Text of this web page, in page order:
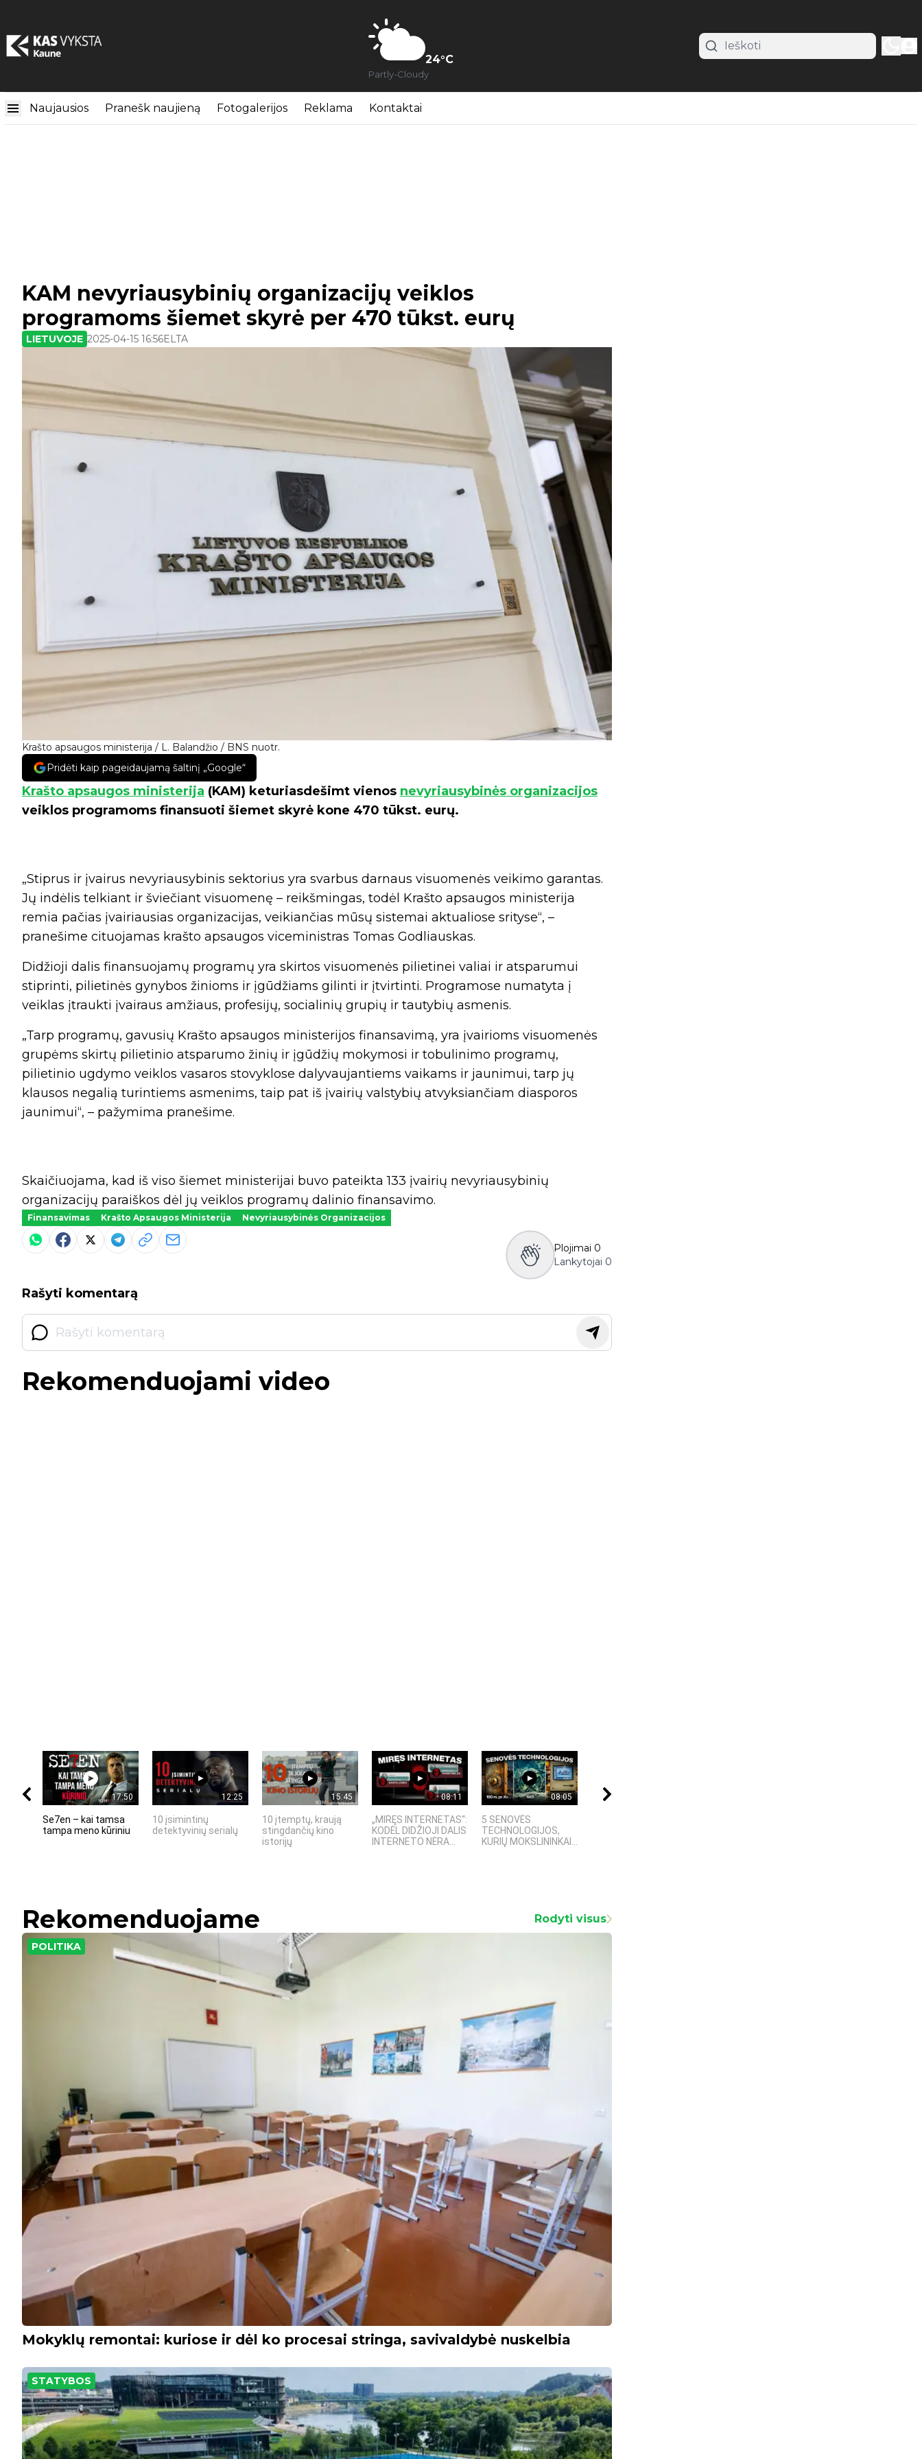
24°C
Partly-Cloudy
Naujausios Pranešk naujieną Fotogalerijos Reklama Kontaktai
Krašto apsaugos ministerija / L. Balandžio / BNS nuotr.
KAM nevyriausybinių organizacijų veiklos
programoms šiemet skyrė per 470 tūkst. eurų
LIETUVOJE 2025-04-15 16:56ELTA
Pridėti kaip pageidaujamą šaltinį „Google“
Krašto apsaugos ministerija (KAM) keturiasdešimt vienos nevyriausybinės organizacijos
veiklos programoms finansuoti šiemet skyrė kone 470 tūkst. eurų.
„Stiprus ir įvairus nevyriausybinis sektorius yra svarbus darnaus visuomenės veikimo garantas.
Jų indėlis telkiant ir šviečiant visuomenę – reikšmingas, todėl Krašto apsaugos ministerija
remia pačias įvairiausias organizacijas, veikiančias mūsų sistemai aktualiose srityse“, –
pranešime cituojamas krašto apsaugos viceministras Tomas Godliauskas.
Didžioji dalis finansuojamų programų yra skirtos visuomenės pilietinei valiai ir atsparumui
stiprinti, pilietinės gynybos žinioms ir įgūdžiams gilinti ir įtvirtinti. Programose numatyta į
veiklas įtraukti įvairaus amžiaus, profesijų, socialinių grupių ir tautybių asmenis.
„Tarp programų, gavusių Krašto apsaugos ministerijos finansavimą, yra įvairioms visuomenės
grupėms skirtų pilietinio atsparumo žinių ir įgūdžių mokymosi ir tobulinimo programų,
pilietinio ugdymo veiklos vasaros stovyklose dalyvaujantiems vaikams ir jaunimui, tarp jų
klausos negalią turintiems asmenims, taip pat iš įvairių valstybių atvyksiančiam diasporos
jaunimui“, – pažymima pranešime.
Skaičiuojama, kad iš viso šiemet ministerijai buvo pateikta 133 įvairių nevyriausybinių
organizacijų paraiškos dėl jų veiklos programų dalinio finansavimo.
Finansavimas Krašto Apsaugos Ministerija Nevyriausybinės Organizacijos
Plojimai 0
Lankytojai 0
Rašyti komentarą
Rekomenduojami video
17:50
Se7en – kai tamsa
tampa meno kūriniu
12:25
10 įsimintinų
detektyvinių serialų
15:45
10 įtemptų, kraują
stingdančių kino
istorijų
08:11
„MIRĘS INTERNETAS“:
KODĖL DIDŽIOJI DALIS
INTERNETO NĖRA...
08:05
5 SENOVĖS
TECHNOLOGIJOS,
KURIŲ MOKSLININKAI...
Rekomenduojame Rodyti visus
POLITIKA
Mokyklų remontai: kuriose ir dėl ko procesai stringa, savivaldybė nuskelbia
STATYBOS